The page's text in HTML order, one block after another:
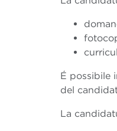
É possibile
del
La